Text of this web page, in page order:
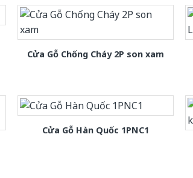
Cửa Gỗ Chống Cháy 2P son xam
Cửa Gỗ Hàn Quốc 1PNC1